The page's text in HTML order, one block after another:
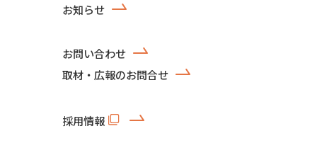
お知らせ
お問い合わせ
取材・広報のお問合せ
採用情報